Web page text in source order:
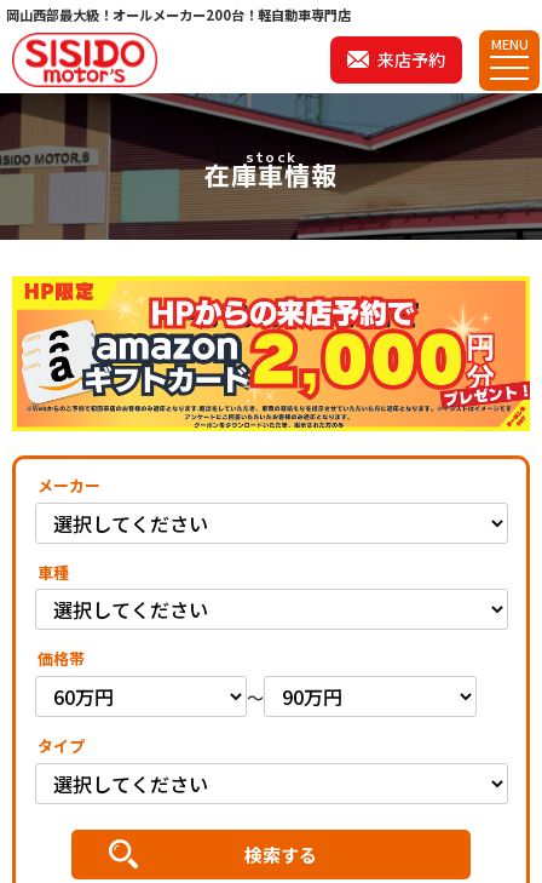
岡山西部最大級！オールメーカー200台！軽自動車専門店
来店予約
MENU
stock
在庫車情報
メーカー
車種
価格帯
～
タイプ